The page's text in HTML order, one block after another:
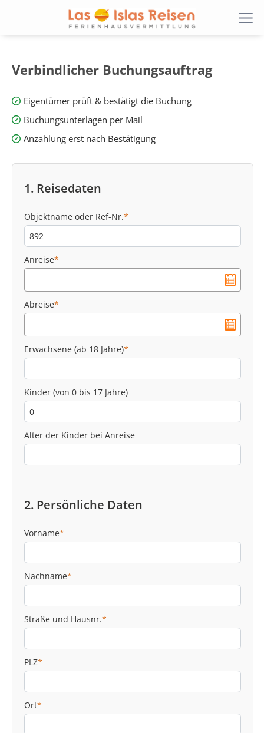
Verbindlicher Buchungsauftrag
Eigentümer prüft & bestätigt die Buchung
Buchungsunterlagen per Mail
Anzahlung erst nach Bestätigung
1. Reisedaten
Objektname oder Ref-Nr.*
Anreise*
Abreise*
Erwachsene (ab 18 Jahre)*
Kinder (von 0 bis 17 Jahre)
Alter der Kinder bei Anreise
2. Persönliche Daten
Vorname*
Nachname*
Straße und Hausnr.*
PLZ*
Ort*